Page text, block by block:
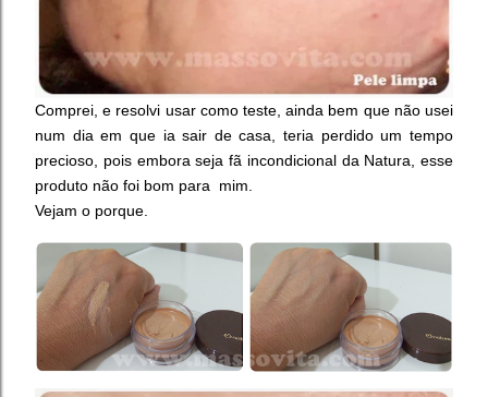
Comprei, e resolvi usar como teste, ainda bem que não usei
num dia em que ia sair de casa, teria perdido um tempo
precioso, pois embora seja fã incondicional da Natura, esse
produto não foi bom para mim.
Vejam o porque.